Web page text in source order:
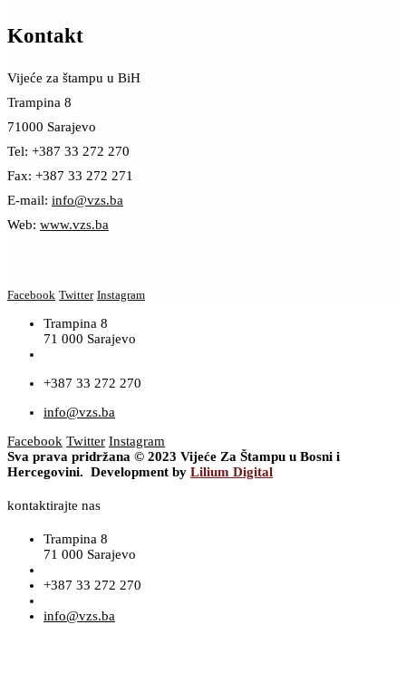
Kontakt
Vijeće za štampu u BiH
Trampina 8
71000 Sarajevo
Tel: +387 33 272 270
Fax: +387 33 272 271
E-mail: info@vzs.ba
Web: www.vzs.ba
Facebook Twitter Instagram
Trampina 8
71 000 Sarajevo
+387 33 272 270
info@vzs.ba
Facebook Twitter Instagram
Sva prava pridržana © 2023 Vijeće Za Štampu u Bosni i
Hercegovini. Development by Lilium Digital
kontaktirajte nas
Trampina 8
71 000 Sarajevo
+387 33 272 270
info@vzs.ba